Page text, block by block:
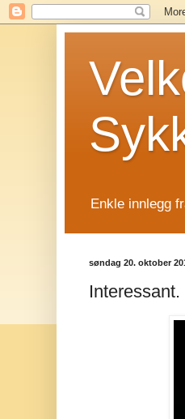
Enkle innlegg
søndag 20. oktober
Interessant.